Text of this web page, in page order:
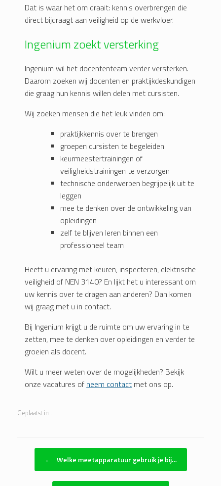
Dat is waar het om draait: kennis overbrengen die
direct bijdraagt aan veiligheid op de werkvloer.
Ingenium zoekt versterking
Ingenium wil het docententeam verder versterken.
Daarom zoeken wij docenten en praktijkdeskundigen
die graag hun kennis willen delen met cursisten.
Wij zoeken mensen die het leuk vinden om:
praktijkkennis over te brengen
groepen cursisten te begeleiden
keurmeestertrainingen of
veiligheidstrainingen te verzorgen
technische onderwerpen begrijpelijk uit te
leggen
mee te denken over de ontwikkeling van
opleidingen
zelf te blijven leren binnen een
professioneel team
Heeft u ervaring met keuren, inspecteren, elektrische
veiligheid of NEN 3140? En lijkt het u interessant om
uw kennis over te dragen aan anderen? Dan komen
wij graag met u in contact.
Bij Ingenium krijgt u de ruimte om uw ervaring in te
zetten, mee te denken over opleidingen en verder te
groeien als docent.
Wilt u meer weten over de mogelijkheden? Bekijk
onze vacatures of neem contact met ons op.
Geplaatst in .
Bericht navigatie
← Welke meetapparatuur gebruik je bij…